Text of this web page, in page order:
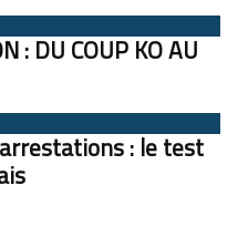
: DU COUP KO AU
: le test